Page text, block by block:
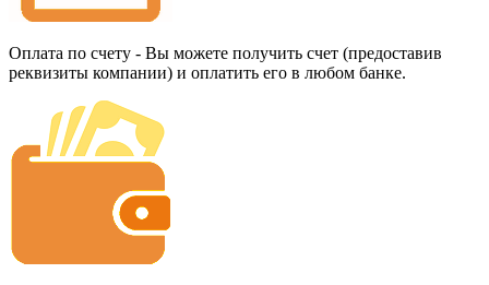
Оплата по счету - Вы можете получить счет (предоставив
реквизиты компании) и оплатить его в любом банке.